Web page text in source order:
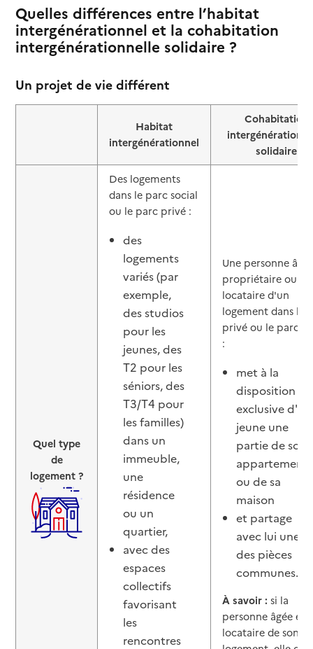
Quelles différences entre l’habitat
intergénérationnel et la cohabitation
intergénérationnelle solidaire ?
Un projet de vie différent
Habitat
intergénérationnel
Cohabitation
solidaire
Quel type
de
logement ?
Des logements
dans le parc social
ou le parc privé :
des
logements
variés (par
exemple,
des studios
pour les
jeunes, des
T2 pour les
séniors, des
T3/T4 pour
les familles)
dans un
immeuble,
une
résidence
ou un
quartier,
avec des
espaces
collectifs
favorisant
les
rencontres
Une personne
propriétaire ou
locataire d'un
logement dans le
privé ou le parc
:
met à la
disposition
exclusive d'un
jeune une
partie de son
appartement
ou de sa
maison
et partage
avec lui une
des pièces
communes.
À savoir : si la
personne âgée est
locataire de son